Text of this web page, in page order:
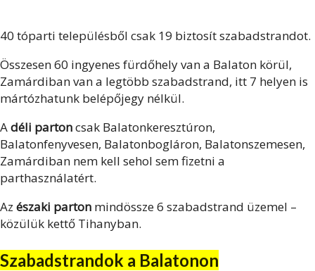
40 tóparti településből csak 19 biztosít szabadstrandot.
Összesen 60 ingyenes fürdőhely van a Balaton körül,
Zamárdiban van a legtöbb szabadstrand, itt 7 helyen is
mártózhatunk belépőjegy nélkül.
Adéli partoncsak Balatonkeresztúron,
Balatonfenyvesen, Balatonbogláron, Balatonszemesen,
Zamárdiban nem kell sehol sem fizetni a
parthasználatért.
Az északi parton mindössze 6 szabadstrand üzemel –
közülük kettő Tihanyban.
Szabadstrandok a Balatonon